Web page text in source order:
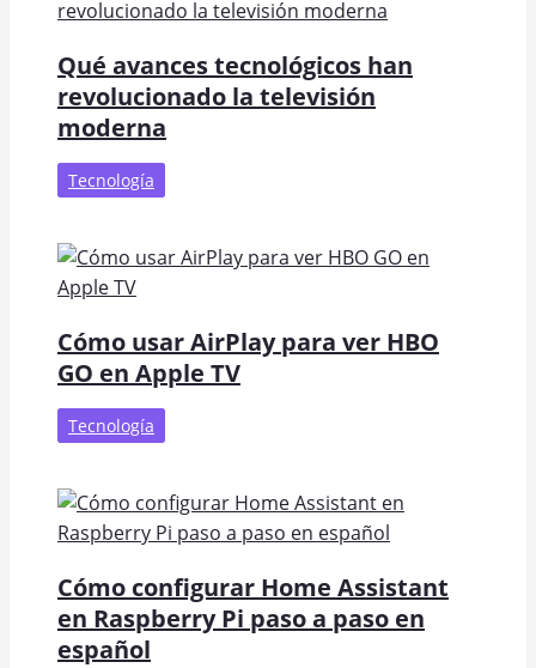
Qué avances tecnológicos han
revolucionado la televisión
moderna
Tecnología
Cómo usar AirPlay para ver HBO
GO en Apple TV
Tecnología
Cómo configurar Home Assistant
en Raspberry Pi paso a paso en
español